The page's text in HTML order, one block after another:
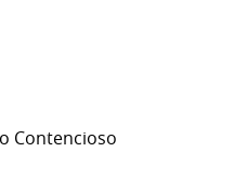
Contencioso